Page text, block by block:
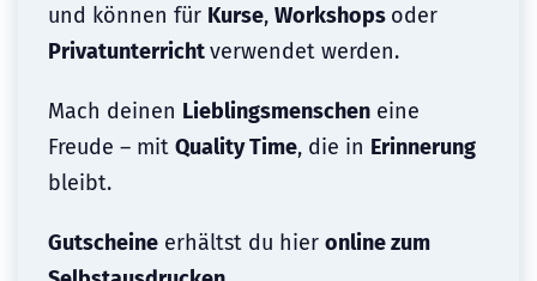
und können für Kurse, Workshops oder
Privatunterrichtverwendet werden.
Mach deinen Lieblingsmenschen eine
Freude – mit Quality Time, die in Erinnerung
bleibt.
Gutscheine erhältst du hier online zum